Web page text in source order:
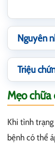
Nguyên
Triệu
Mẹo
Khi tình
bệnh có thể